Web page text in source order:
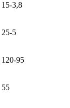
15-3,8
25-5
120-95
55